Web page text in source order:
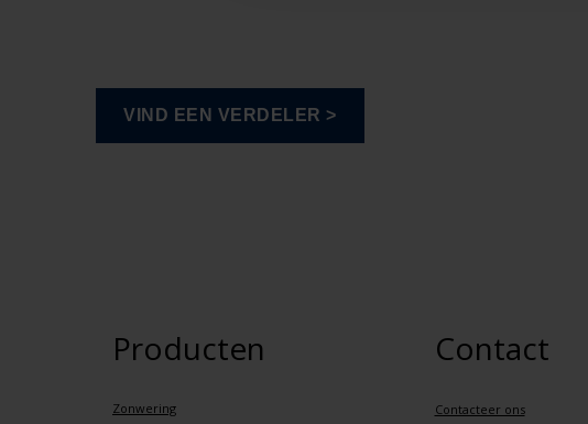
Producten
Zonwering
Contact
Contacteer ons